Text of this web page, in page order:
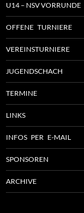
U14 – NSV VORRUNDE
OFFENE TURNIERE
VEREINSTURNIERE
JUGENDSCHACH
TERMINE
LINKS
INFOS PER E-MAIL
SPONSOREN
ARCHIVE